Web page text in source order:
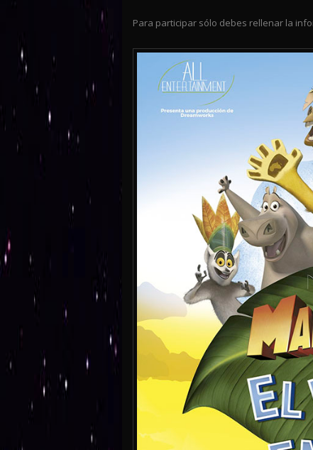
Para participar sólo debes rellenar la